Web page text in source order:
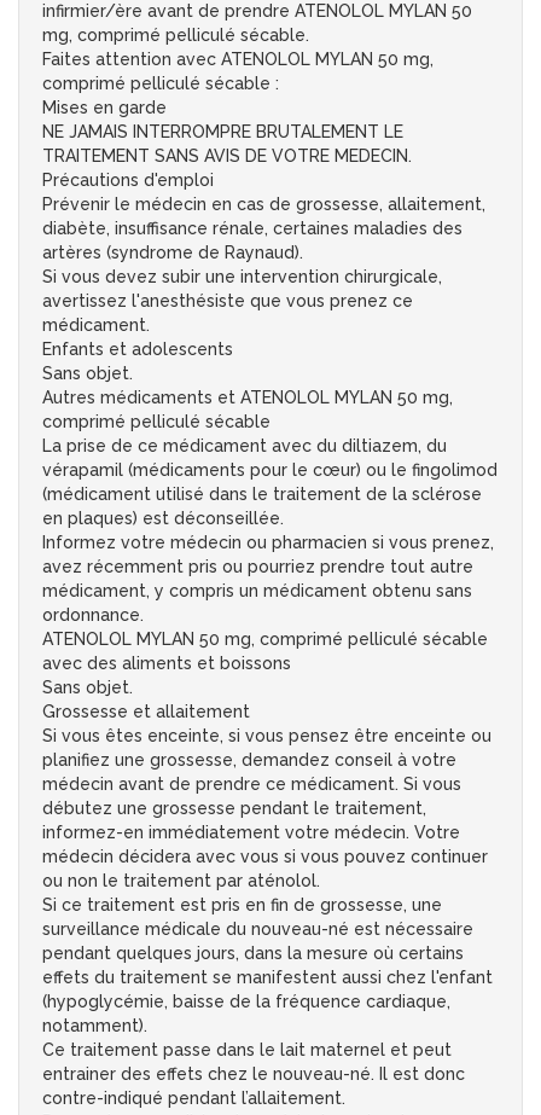
infirmier/ère avant de prendre ATENOLOL MYLAN 50
mg, comprimé pelliculé sécable.
Faites attention avec ATENOLOL MYLAN 50 mg,
comprimé pelliculé sécable :
Mises en garde
NE JAMAIS INTERROMPRE BRUTALEMENT LE
TRAITEMENT SANS AVIS DE VOTRE MEDECIN.
Précautions d'emploi
Prévenir le médecin en cas de grossesse, allaitement,
diabète, insuffisance rénale, certaines maladies des
artères (syndrome de Raynaud).
Si vous devez subir une intervention chirurgicale,
avertissez l'anesthésiste que vous prenez ce
médicament.
Enfants et adolescents
Sans objet.
Autres médicaments et ATENOLOL MYLAN 50 mg,
comprimé pelliculé sécable
La prise de ce médicament avec du diltiazem, du
vérapamil (médicaments pour le cœur) ou le fingolimod
(médicament utilisé dans le traitement de la sclérose
en plaques) est déconseillée.
Informez votre médecin ou pharmacien si vous prenez,
avez récemment pris ou pourriez prendre tout autre
médicament, y compris un médicament obtenu sans
ordonnance.
ATENOLOL MYLAN 50 mg, comprimé pelliculé sécable
avec des aliments et boissons
Sans objet.
Grossesse et allaitement
Si vous êtes enceinte, si vous pensez être enceinte ou
planifiez une grossesse, demandez conseil à votre
médecin avant de prendre ce médicament. Si vous
débutez une grossesse pendant le traitement,
informez-en immédiatement votre médecin. Votre
médecin décidera avec vous si vous pouvez continuer
ou non le traitement par aténolol.
Si ce traitement est pris en fin de grossesse, une
surveillance médicale du nouveau-né est nécessaire
pendant quelques jours, dans la mesure où certains
effets du traitement se manifestent aussi chez l'enfant
(hypoglycémie, baisse de la fréquence cardiaque,
notamment).
Ce traitement passe dans le lait maternel et peut
entrainer des effets chez le nouveau-né. Il est donc
contre-indiqué pendant l’allaitement.